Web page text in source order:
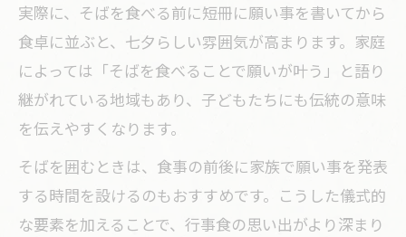
縁起を込めたそばの七夕料理アイデア集
七夕の願いを込めたそば献立の工夫方法
そばで彩る七夕の縁起メニュー構成例
星を感じる七夕におすすめのそば料理
七夕の星を表現したそば料理アイデア
そばで楽しむ七夕らしい星形トッピング
術
実際に、そばを食べる前に短冊に願い事を書いてから
食卓に並ぶと、七夕らしい雰囲気が高まります。家庭
によっては「そばを食べることで願いが叶う」と語り
継がれている地域もあり、子どもたちにも伝統の意味
を伝えやすくなります。
そばを囲むときは、食事の前後に家族で願い事を発表
する時間を設けるのもおすすめです。こうした儀式的
な要素を加えることで、行事食の思い出がより深まり